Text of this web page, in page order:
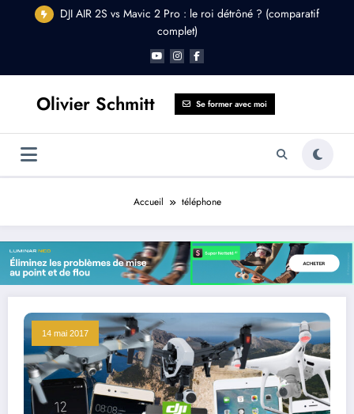
DJI AIR 2S vs Mavic 2 Pro : le roi détrôné ? (comparatif
complet)
Olivier Schmitt Se former avec moi
Accueil téléphone
14 mai 2017